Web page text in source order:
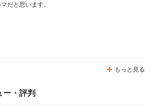
2990cc
だと思います。
もっと見る
ー・評判